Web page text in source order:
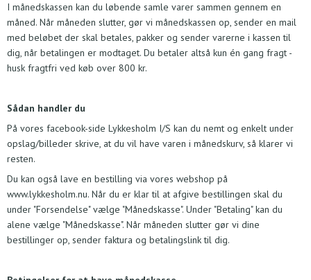
I månedskassen kan du løbende samle varer sammen gennem en
måned. Når måneden slutter, gør vi månedskassen op, sender en mail
med beløbet der skal betales, pakker og sender varerne i kassen til
dig, når betalingen er modtaget. Du betaler altså kun én gang fragt -
husk fragtfri ved køb over 800 kr.
Sådan handler du
På vores facebook-side Lykkesholm I/S kan du nemt og enkelt under
opslag/billeder skrive, at du vil have varen i månedskurv, så klarer vi
resten.
Du kan også lave en bestilling via vores webshop på
www.lykkesholm.nu. Når du er klar til at afgive bestillingen skal du
under "Forsendelse" vælge "Månedskasse". Under "Betaling" kan du
alene vælge "Månedskasse". Når måneden slutter gør vi dine
bestillinger op, sender faktura og betalingslink til dig.